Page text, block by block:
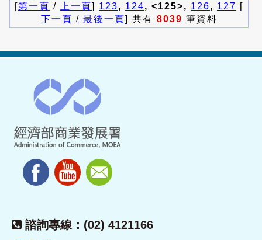
[第一頁 / 上一頁] 123, 124, <125>, 126, 127 [
下一頁 / 最後一頁] 共有 8039 筆資料
諮詢專線：(02) 4121166